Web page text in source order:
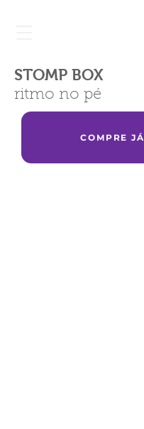
STOMP BOX
ritmo no pé
COMPRE JÁ